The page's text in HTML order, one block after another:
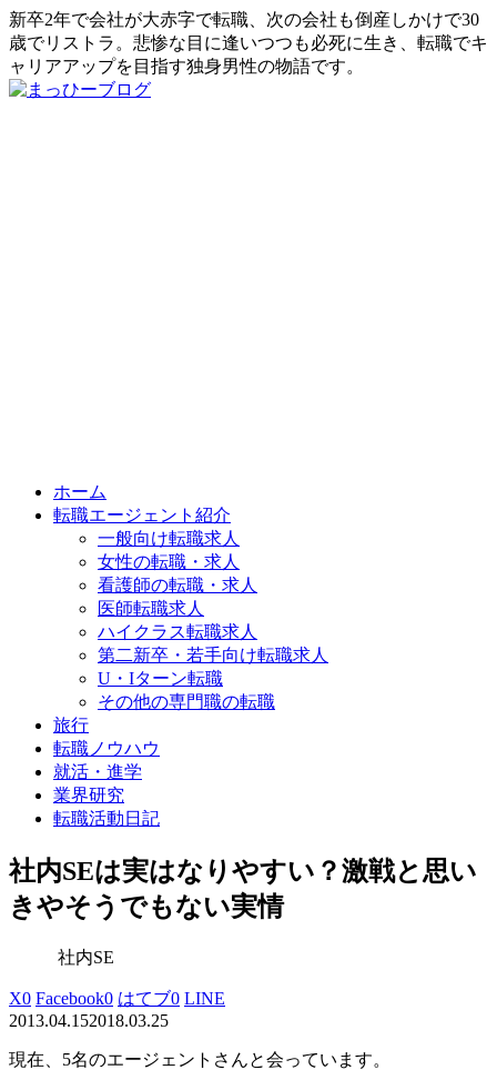
新卒2年で会社が大赤字で転職、次の会社も倒産しかけで30
歳でリストラ。悲惨な目に逢いつつも必死に生き、転職でキ
ャリアアップを目指す独身男性の物語です。
ホーム
転職エージェント紹介
一般向け転職求人
女性の転職・求人
看護師の転職・求人
医師転職求人
ハイクラス転職求人
第二新卒・若手向け転職求人
U・Iターン転職
その他の専門職の転職
旅行
転職ノウハウ
就活・進学
業界研究
転職活動日記
社内SEは実はなりやすい？激戦と思い
きやそうでもない実情
社内SE
X0 Facebook0 はてブ0 LINE
2013.04.152018.03.25
現在、5名のエージェントさんと会っています。